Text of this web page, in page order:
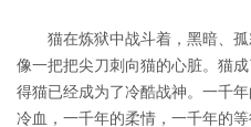
猫在炼狱中战斗着，黑暗、孤
像一把把尖刀刺向猫的心脏。猫
得猫已经成为了冷酷战神。一千
冷血，一千年的柔情，一千年的等